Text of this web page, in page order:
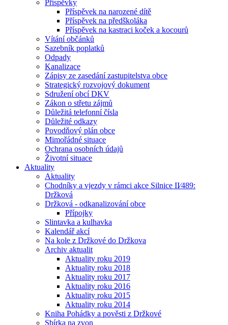
Příspěvky
Příspěvek na narozené dítě
Příspěvek na předškoláka
Příspěvek na kastraci koček a kocourů
Vítání občánků
Sazebník poplatků
Odpady
Kanalizace
Zápisy ze zasedání zastupitelstva obce
Strategický rozvojový dokument
Sdružení obcí DKV
Zákon o střetu zájmů
Důležitá telefonní čísla
Důležité odkazy
Povodňový plán obce
Mimořádné situace
Ochrana osobních údajů
Životní situace
Aktuality
Aktuality
Chodníky a vjezdy v rámci akce Silnice II⁄489:
Držková
Držková - odkanalizování obce
Přípojky
Slintavka a kulhavka
Kalendář akcí
Na kole z Držkové do Držkova
Archiv aktualit
Aktuality roku 2019
Aktuality roku 2018
Aktuality roku 2017
Aktuality roku 2016
Aktuality roku 2015
Aktuality roku 2014
Kniha Pohádky a pověsti z Držkové
Sbírka na zvon